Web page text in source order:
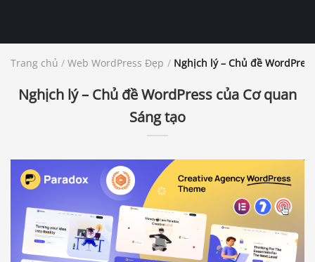
Trang chủ / Web WordPress Đẹp / Nghịch lý – Chủ đề
Nghịch lý – Chủ đề WordPress của Cơ quan
Sáng tạo